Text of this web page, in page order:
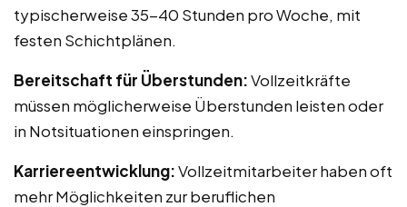
typischerweise 35-40 Stunden pro Woche, mit
festen Schichtplänen.
Bereitschaft für Überstunden:Vollzeitkräfte
müssen möglicherweise Überstunden leisten oder
in Notsituationen einspringen.
Karriereentwicklung:Vollzeitmitarbeiter haben oft
mehr Möglichkeiten zur beruflichen